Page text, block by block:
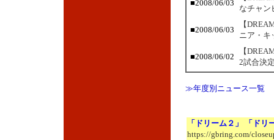
■2008/06/03
なチャン
■2008/06/03
【
ニア・キ
■2008/06/02
【
2試合決
≫年度別ニュース一覧
「ドリーム２」 「ドリ
https://gbring.com/